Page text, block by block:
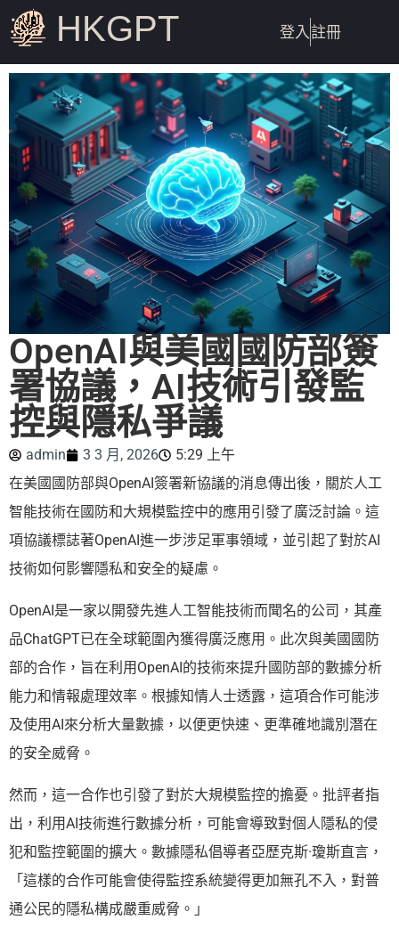
HKGPT 登入註冊
OpenAI與美國國防部簽
署協議，AI技術引發監
控與隱私爭議
admin 3 3 月, 2026
5:29 上午
在美國國防部與OpenAI簽署新協議的消息傳出後，關於人工
智能技術在國防和大規模監控中的應用引發了廣泛討論。這
項協議標誌著OpenAI進一步涉足軍事領域，並引起了對於AI
技術如何影響隱私和安全的疑慮。
OpenAI是一家以開發先進人工智能技術而聞名的公司，其產
品ChatGPT已在全球範圍內獲得廣泛應用。此次與美國國防
部的合作，旨在利用OpenAI的技術來提升國防部的數據分析
能力和情報處理效率。根據知情人士透露，這項合作可能涉
及使用AI來分析大量數據，以便更快速、更準確地識別潛在
的安全威脅。
然而，這一合作也引發了對於大規模監控的擔憂。批評者指
出，利用AI技術進行數據分析，可能會導致對個人隱私的侵
犯和監控範圍的擴大。數據隱私倡導者亞歷克斯·瓊斯直言，
「這樣的合作可能會使得監控系統變得更加無孔不入，對普
通公民的隱私構成嚴重威脅。」